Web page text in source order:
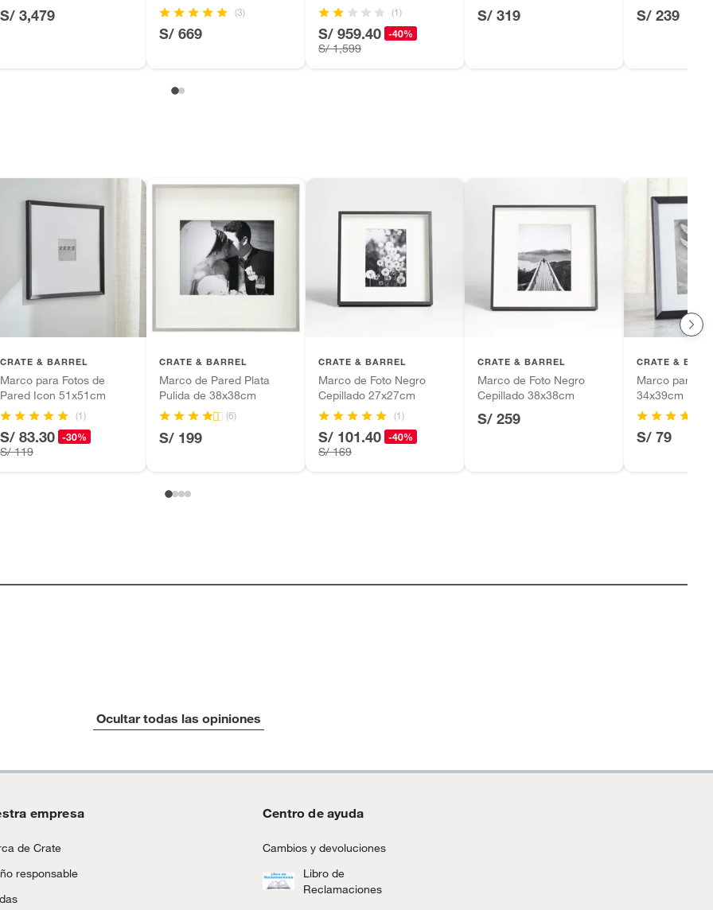
suplementos alimenticios, vitaminas.
S/ 3,479 (3)
S/ 669
(1)
S/ 959.40 -40%
S/ 1,599
S/ 319 S/ 239
CRATE & BARREL
Marco para Fotos de
Pared Icon 51x51cm
(1)
S/ 83.30 -30%
S/ 119
CRATE & BARREL
Marco de Pared Plata
Pulida de 38x38cm
(6)
S/ 199
CRATE & BARREL
Marco de Foto Negro
Cepillado 27x27cm
(1)
S/ 101.40 -40%
S/ 169
CRATE & BARREL
Marco de Foto Negro
Cepillado 38x38cm
S/ 259
CRATE &
Marco para
34x39cm
S/ 79
Ocultar todas las opiniones
empresa
de Crate
responsable
Centro de ayuda
Cambios y devoluciones
Libro de
Reclamaciones